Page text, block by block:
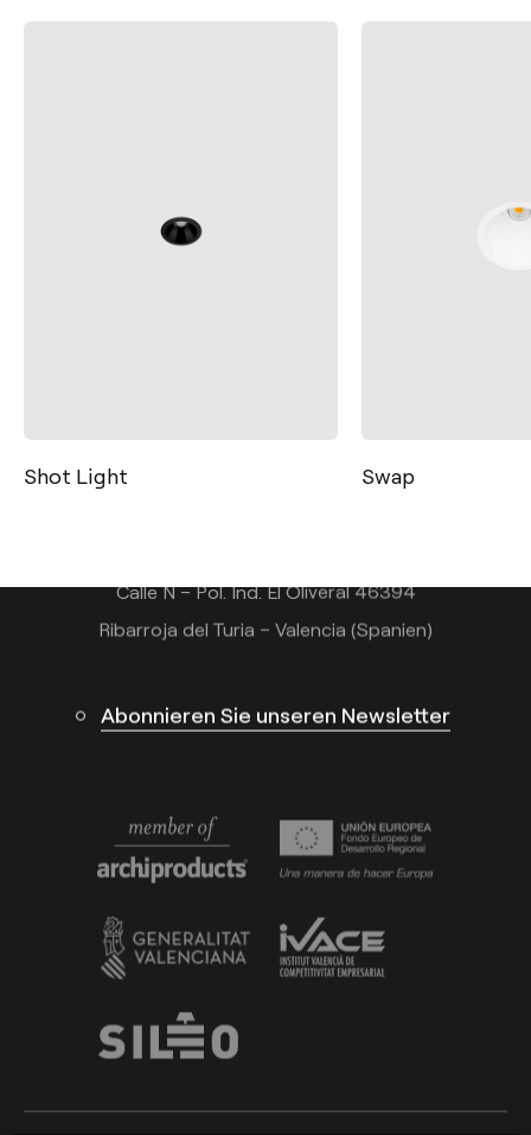
Shot Light Swap
Tel.: +34 961 667 207
Calle N – Pol. Ind. El Oliveral 46394
Ribarroja del Turia – Valencia (Spanien)
Abonnieren Sie unseren Newsletter